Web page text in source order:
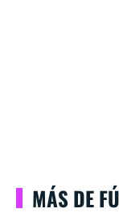
MÁS DE